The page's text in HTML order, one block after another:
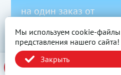
В корзинуза
2026 ©
Все права
Вся информация на сайте —
сайта www.lekkupi.ru без
ОГРН:1025404723585, Лицензия
Политика
Мы используем cookie-
представления нашего сайта!
Закрыть
на один заказ от
Скачать